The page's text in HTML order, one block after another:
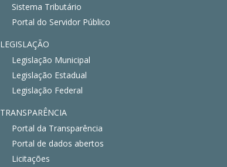
Sistema Tributário
Portal do Servidor Público
LEGISLAÇÃO
Legislação Municipal
Legislação Estadual
Legislação Federal
TRANSPARÊNCIA
Portal da Transparência
Portal de dados abertos
Licitações